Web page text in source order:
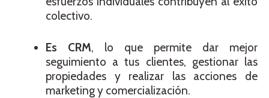
colectivo.
Es CRM, lo que permite dar mejor
seguimiento a tus clientes, gestionar las
propiedades y realizar las acciones de
marketing y comercialización.